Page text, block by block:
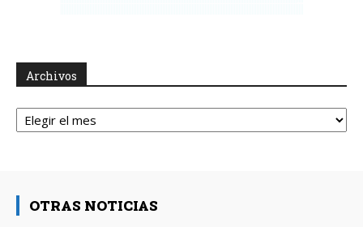
Archivos
Archivos
OTRAS NOTICIAS